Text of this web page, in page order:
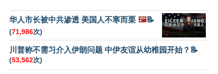
华人市长被中共渗透 美国人不寒而栗 🖼️📝
(71,986次)
川普称不需习介入伊朗问题 中伊友谊从幼稚园开始？📝
(53,562次)